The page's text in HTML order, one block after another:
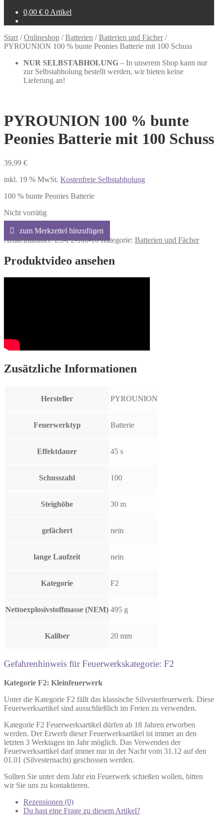
0,00 € 0 Artikel
Start /Onlineshop /Batterien /Batterien und Fächer/
PYROUNION 100 % bunte Peonies Batterie mit 100 Schuss
NUR SELBSTABHOLUNG – In unserem Shop kann nur
zur Selbstabholung bestellt werden, wir bieten keine
Lieferung an!
PYROUNION 100 % bunte
Peonies Batterie mit 100 Schuss
39,99 €
inkl. 19 % MwSt. Kostenfreie Selbstabholung
100 % bunte Peonies Batterie
Nicht vorrätig
Artikelnummer:LS-F2-100-16 Kategorie: Batterien und Fächer
Produktvideo ansehen
Zusätzliche Informationen
Hersteller PYROUNION
Feuerwerktyp Batterie
Effektdauer 45 s
Schusszahl 100
Steighöhe 30 m
gefächert nein
lange Laufzeit nein
Kategorie F2
Nettoexplosivstoffmasse (NEM) 495 g
Kaliber 20 mm
Gefahrenhinweis für Feuerwerkskategorie: F2
Kategorie F2: Kleinfeuerwerk
Unter die Kategorie F2 fällt das klassische Silvesterfeuerwerk. Diese
Feuerwerksartikel sind ausschließlich im Freien zu verwenden.
Kategorie F2 Feuerwerksartikel dürfen ab 18 Jahren erworben
werden. Der Erwerb dieser Feuerwerksartikel ist immer an den
letzten 3 Werktagen im Jahr möglich. Das Verwenden der
Feuerwerksartikel darf immer nur in der Nacht vom 31.12 auf den
01.01 (Silvesternacht) geschossen werden.
Sollten Sie unter dem Jahr ein Feuerwerk schießen wollen, bitten
wir Sie uns zu kontaktieren.
Rezensionen (0)
Du hast eine Frage zu diesem Artikel?